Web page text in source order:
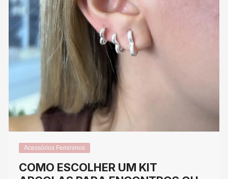
Acessórios Femininos
COMO ESCOLHER UM KIT